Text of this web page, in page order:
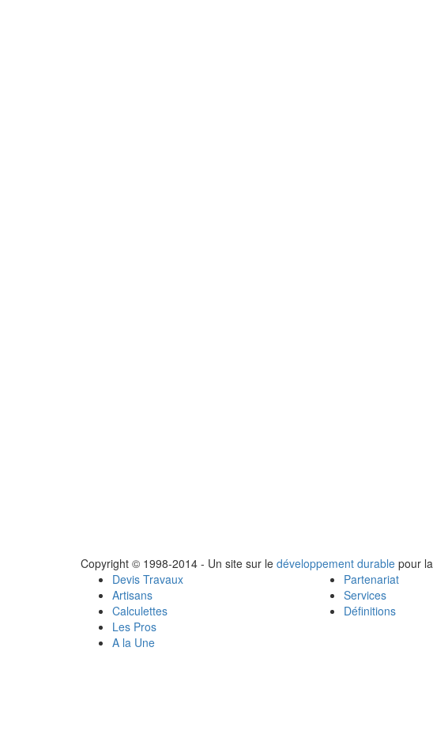
Copyright © 1998-2014 - Un site sur le développement durable pour la
Devis Travaux
Artisans
Calculettes
Les Pros
A la Une
Partenariat
Services
Définitions